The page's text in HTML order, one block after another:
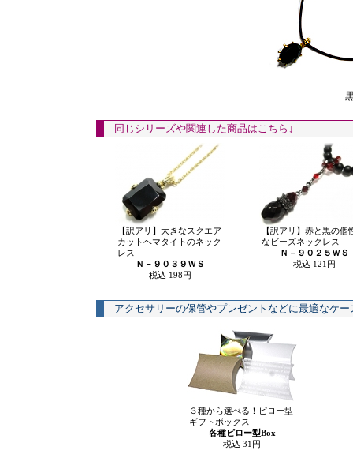
同じシリーズや関連した商品はこちら↓
【訳アリ】大きなスクエア
カットヘマタイトのネック
レス
Ｎ－９０３９ＷＳ
税込 198円
【訳アリ】赤と黒の個
なビーズネックレス
Ｎ－９０２５ＷＳ
税込 121円
アクセサリーの保管やプレゼントなどに最適なケ
３種から選べる！ピロー型
ギフトボックス
各種ピロー型Box
税込 31円